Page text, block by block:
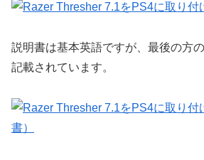
説明書は基本英語ですが、最後の方
記載されています。